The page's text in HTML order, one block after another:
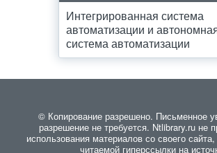
Интегрированная система
автоматизации и
система автоматизации
© Копирование разрешено. Письменное
разрешение не требуется. Ntlibrary.ru не
использования материалов со своего
читаемой гиперссылки на